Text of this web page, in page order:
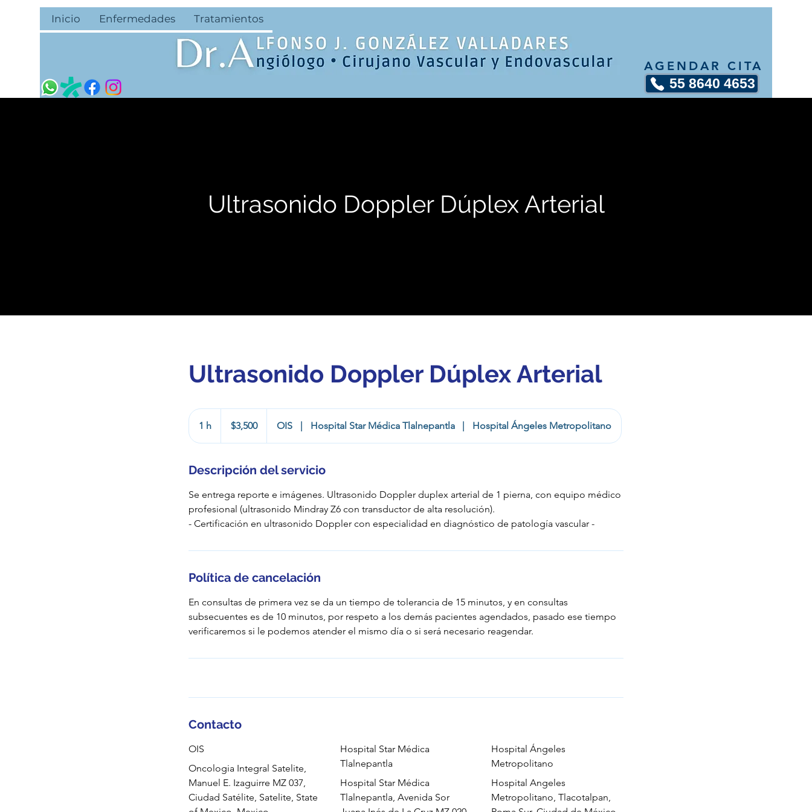
Inicio Enfermedades Tratamientos
AGENDAR CITA
55 8640 4653
Ultrasonido Doppler Dúplex Arterial
Ultrasonido Doppler Dúplex Arterial
1 h
mexicanos
$3,500 OIS | Hospital Star Médica Tlalnepantla | Hospital Ángeles Metropolitano
Descripción del servicio
Se entrega reporte e imágenes. Ultrasonido Doppler duplex arterial de 1 pierna, con equipo médico
profesional (ultrasonido Mindray Z6 con transductor de alta resolución).
- Certificación en ultrasonido Doppler con especialidad en diagnóstico de patología vascular -
Política de cancelación
En consultas de primera vez se da un tiempo de tolerancia de 15 minutos, y en consultas
subsecuentes es de 10 minutos, por respeto a los demás pacientes agendados, pasado ese tiempo
verificaremos si le podemos atender el mismo día o si será necesario reagendar.
Contacto
OIS
Oncologia Integral Satelite,
Manuel E. Izaguirre MZ 037,
Ciudad Satélite, Satelite, State
Hospital Star Médica
Tlalnepantla
Hospital Star Médica
Tlalnepantla, Avenida Sor
Hospital Ángeles
Metropolitano
Hospital Angeles
Metropolitano, Tlacotalpan,